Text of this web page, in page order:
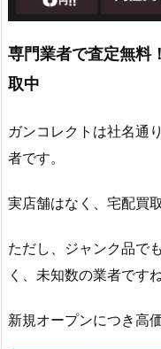
専門業者で査定無料
取中
ガンコレクトは社名通
者です。
実店舗はなく、宅配買
ただし、ジャンク品で
く、未知数の業者ですね
新規オープンにつき高